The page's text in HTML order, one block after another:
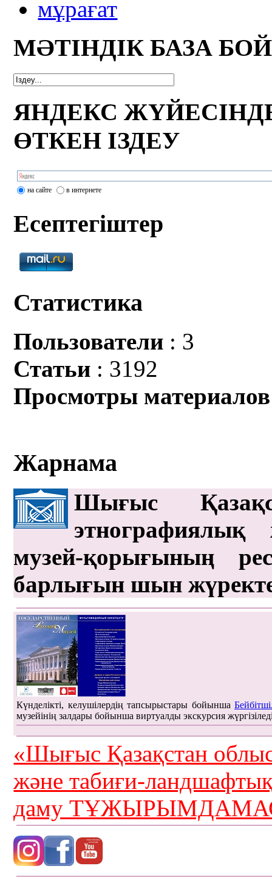
мұрағат
МӘТІНДІК БАЗА
ЯНДЕКС
ӨТКЕН ІЗДЕУ
на сайте в интернете
Есептегіштер
Статистика
Пользователи : 3
Статьи : 3192
Просмотры материалов
Жарнама
Шығыс
этнографиялық
музей-қорығының
барлығын шын
Күнделікті, келушілердің тапсырыстары бойынша
музейінің залдары бойынша виртуалды экскурсия
«Шығыс Қазақстан
және табиғи-
даму